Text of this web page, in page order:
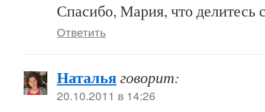
Спасибо, Мария, что делитесь
Ответить
Натальяговорит:
20.10.2011 в 14:26